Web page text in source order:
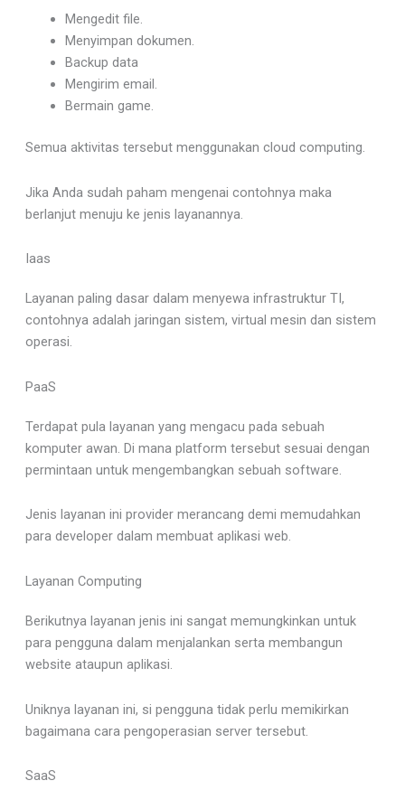
Mengedit file.
Menyimpan dokumen.
Backup data
Mengirim email.
Bermain game.
Semua aktivitas tersebut menggunakan cloud computing.
Jika Anda sudah paham mengenai contohnya maka
berlanjut menuju ke jenis layanannya.
Iaas
Layanan paling dasar dalam menyewa infrastruktur TI,
contohnya adalah jaringan sistem, virtual mesin dan sistem
operasi.
PaaS
Terdapat pula layanan yang mengacu pada sebuah
komputer awan. Di mana platform tersebut sesuai dengan
permintaan untuk mengembangkan sebuah software.
Jenis layanan ini provider merancang demi memudahkan
para developer dalam membuat aplikasi web.
Layanan Computing
Berikutnya layanan jenis ini sangat memungkinkan untuk
para pengguna dalam menjalankan serta membangun
website ataupun aplikasi.
Uniknya layanan ini, si pengguna tidak perlu memikirkan
bagaimana cara pengoperasian server tersebut.
SaaS